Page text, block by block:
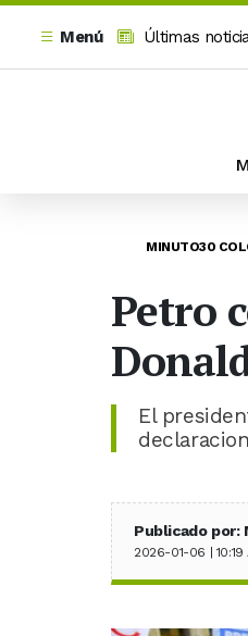
Menú
Últimas
MINUTO30
Petro
El
Publicado por:
2026-01-06 | 10:19